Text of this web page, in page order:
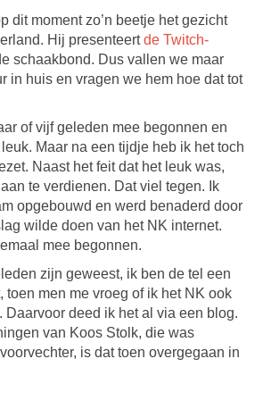
dit moment zo’n beetje het gezicht
Hij presenteertde Twitch-
schaakbond. Dus vallen we maar
in huis en vragen we hem hoe dat tot
of vijf geleden mee begonnen en
Maar na een tijdje heb ik het toch
Naast het feit dat het leuk was,
te verdienen. Dat viel tegen. Ik
opgebouwd en werd benaderd door
wilde doen van het NK internet.
mee begonnen.
zijn geweest, ik ben de tel een
toen men me vroeg of ik het NK ook
Daarvoor deed ik het al via een blog.
van Koos Stolk, die was
is dat toen overgegaan in